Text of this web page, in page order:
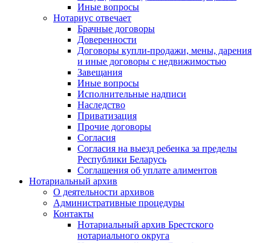
Иные вопросы
Нотариус отвечает
Брачные договоры
Доверенности
Договоры купли-продажи, мены, дарения
и иные договоры с недвижимостью
Завещания
Иные вопросы
Исполнительные надписи
Наследство
Приватизация
Прочие договоры
Согласия
Согласия на выезд ребенка за пределы
Республики Беларусь
Соглашения об уплате алиментов
Нотариальный архив
О деятельности архивов
Административные процедуры
Контакты
Нотариальный архив Брестского
нотариального округа